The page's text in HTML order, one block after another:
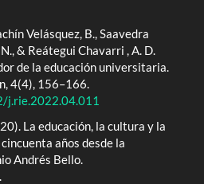
Velásquez, B., Saavedra
& Reátegui Chavarri , A. D.
de la educación universitaria.
4(4), 156–166.
j.rie.2022.04.011
La educación, la cultura y la
años desde la
Andrés Bello.